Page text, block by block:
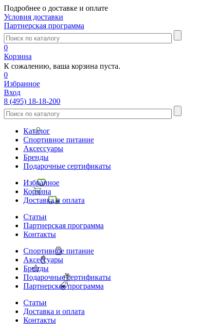
Подробнее о доставке и оплате
Условия доставки
Партнерская программа
0
Корзина
К сожалению, ваша корзина пуста.
0
Избранное
Вход
8 (495) 18-18-200
Каталог
Спортивное питание
Аксессуары
Бренды
Подарочные сертификаты
Избранное
Корзина
Доставка и оплата
Статьи
Партнерская программа
Контакты
Спортивное питание
Аксессуары
Бренды
Подарочные сертификаты
Партнерская программа
Статьи
Доставка и оплата
Контакты